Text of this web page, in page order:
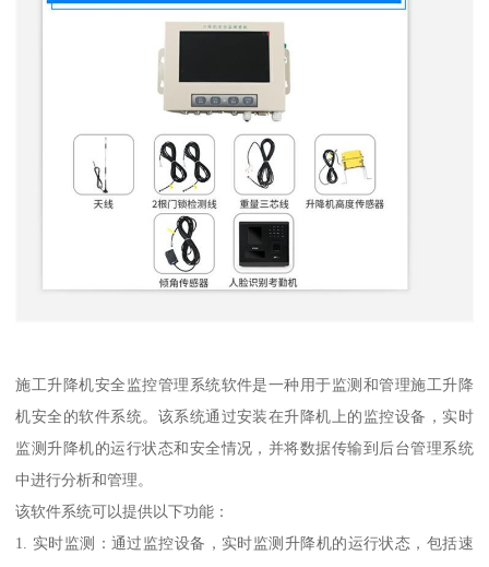
施工升降机安全监控管理系统软件是一种用于监测和管理施工升降
机安全的软件系统。该系统通过安装在升降机上的监控设备，实时
监测升降机的运行状态和安全情况，并将数据传输到后台管理系统
中进行分析和管理。
该软件系统可以提供以下功能：
1. 实时监测：通过监控设备，实时监测升降机的运行状态，包括速